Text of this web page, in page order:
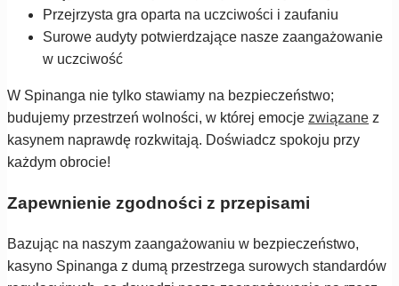
Przejrzysta gra oparta na uczciwości i zaufaniu
Surowe audyty potwierdzające nasze zaangażowanie
w uczciwość
W Spinanga nie tylko stawiamy na bezpieczeństwo;
budujemy przestrzeń wolności, w której emocje związane z
kasynem naprawdę rozkwitają. Doświadcz spokoju przy
każdym obrocie!
Zapewnienie zgodności z przepisami
Bazując na naszym zaangażowaniu w bezpieczeństwo,
kasyno Spinanga z dumą przestrzega surowych standardów